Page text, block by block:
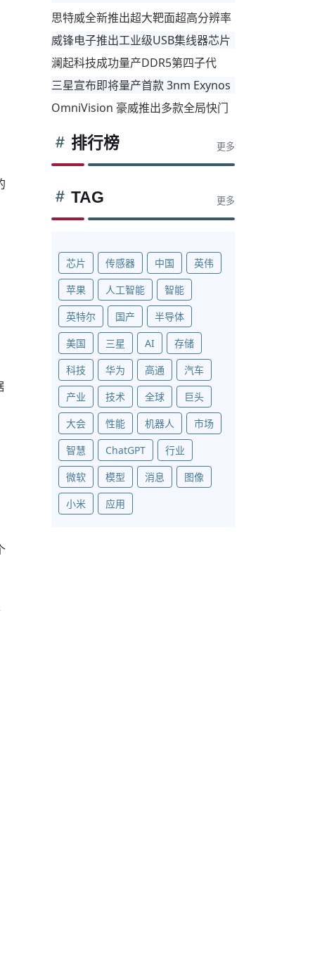
思特威全新推出超大靶面超高分辨率
工业相机应用系列图像传感器
威锋电子推出工业级USB集线器芯片
产品线，进军高可靠性应用市场
澜起科技成功量产DDR5第四子代
RCD芯片
三星宣布即将量产首款 3nm Exynos
芯片
OmniVision 豪威推出多款全局快门
排行榜 更多
TAG 更多
芯片 传感器 中国
英伟
苹果
人工智能
智能
英特尔
国产
半导体
美国
三星 AI
存储
科技
华为 高通
汽车
产业
技术 全球
巨头
大会
性能 机器人
市场
智慧
ChatGPT
行业
微软
模型 消息
图像
小米
应用